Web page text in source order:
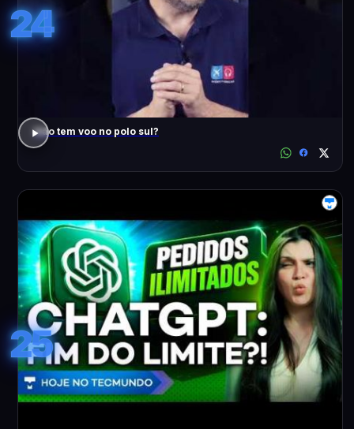
24
Não tem voo no polo sul?
25